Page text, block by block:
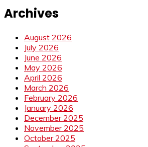
Archives
August 2026
July 2026
June 2026
May 2026
April 2026
March 2026
February 2026
January 2026
December 2025
November 2025
October 2025